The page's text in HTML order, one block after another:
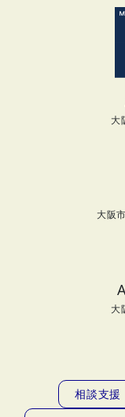
大
大阪
ヴ
大
相談支援